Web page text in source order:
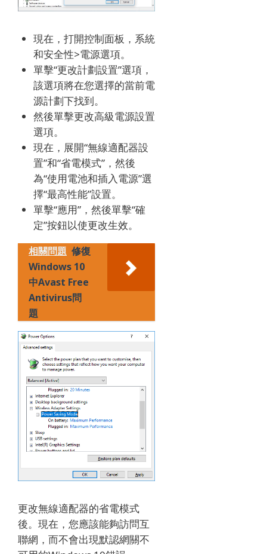
現在，打開控制面板，系統
和安全性>電源選項。
單擊“更改計劃設置”選項，
該選項將在您選擇的當前電
源計劃下找到。
然後單擊更改高級電源設置
選項。
現在，展開“無線適配器設
置”和“省電模式”，然後
為“使用電池和插入電源”選
擇“最高性能”設置。
單擊“應用”，然後單擊“確
定”按鈕以使更改生效。
相關問題 修復
Windows 10
中Avast Free
Antivirus問
題
更改無線適配器的省電模式
後。 現在，您應該能夠訪問互
聯網，而不會出現默認網關不